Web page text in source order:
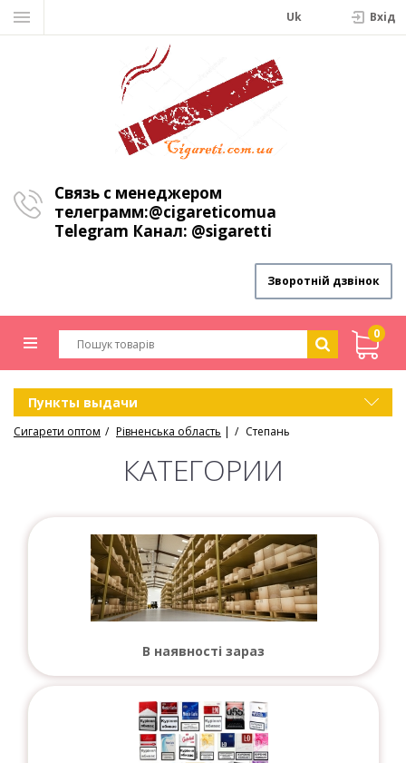
Uk Вхiд
Связь с менеджером
телеграмм:@cigareticomua
Telegram Канал: @sigaretti
Зворотній дзвінок
0
Пункты выдачи
Сигарети оптом Рівненська область | Степань
КАТЕГОРИИ
В наявності зараз